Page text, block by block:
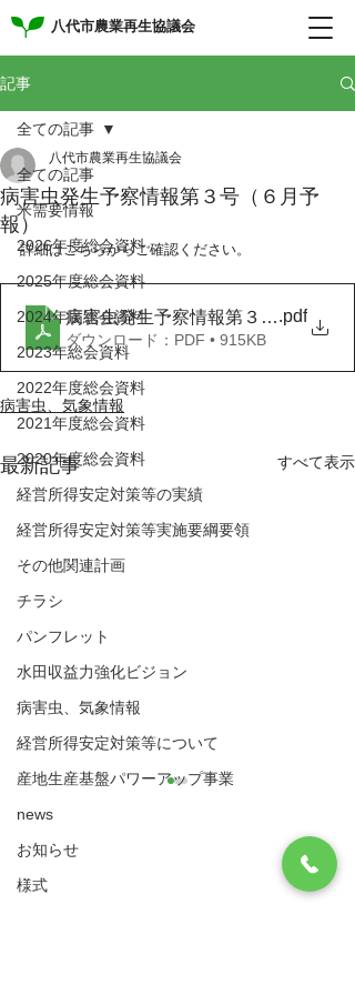
八代市農業再生協議会
記事
全ての記事
米需要情報
2026年度総会資料
2025年度総会資料
2024年度総会資料
2023年総会資料
2022年度総会資料
2021年度総会資料
2020年度総会資料
経営所得安定対策等の実績
経営所得安定対策等実施要綱要領
その他関連計画
チラシ
パンフレット
水田収益力強化ビジョン
病害虫、気象情報
経営所得安定対策等について
産地生産基盤パワーアップ事業
news
お知らせ
様式
全ての記事
病害虫発生予察情報第３号（６月予
報）
八代市農業再生協議会
詳細はこちらからご確認ください。
病害虫発生予察情報第３号（６月予
.pdf
ダウンロード：PDF • 915KB
病害虫、気象情報
最新記事 すべて表示
八代市農業再生協議会
住所：〒866-8601 八代市松江城町1-25 （八